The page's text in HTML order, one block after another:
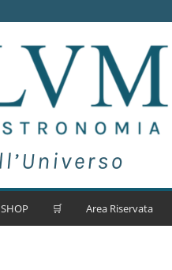
SHOP 🛒 Area Riservata